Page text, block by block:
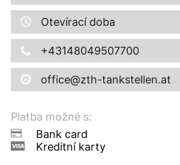
Otevírací doba
+43148049507700
office@zth-tankstellen.at
Platba možné s:
Bank card
Kreditní karty